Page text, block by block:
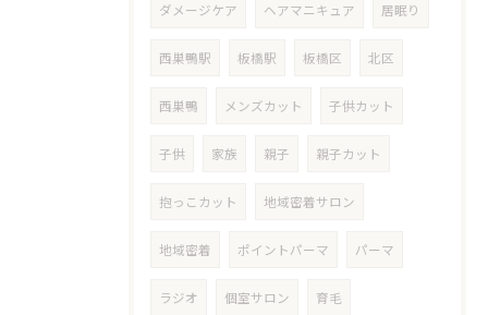
ダメージケア ヘアマニキュア 居眠り
西巣鴨駅 板橋駅 板橋区 北区
西巣鴨 メンズカット 子供カット
子供 家族 親子 親子カット
抱っこカット 地域密着サロン
地域密着 ポイントパーマ パーマ
ラジオ 個室サロン 育毛